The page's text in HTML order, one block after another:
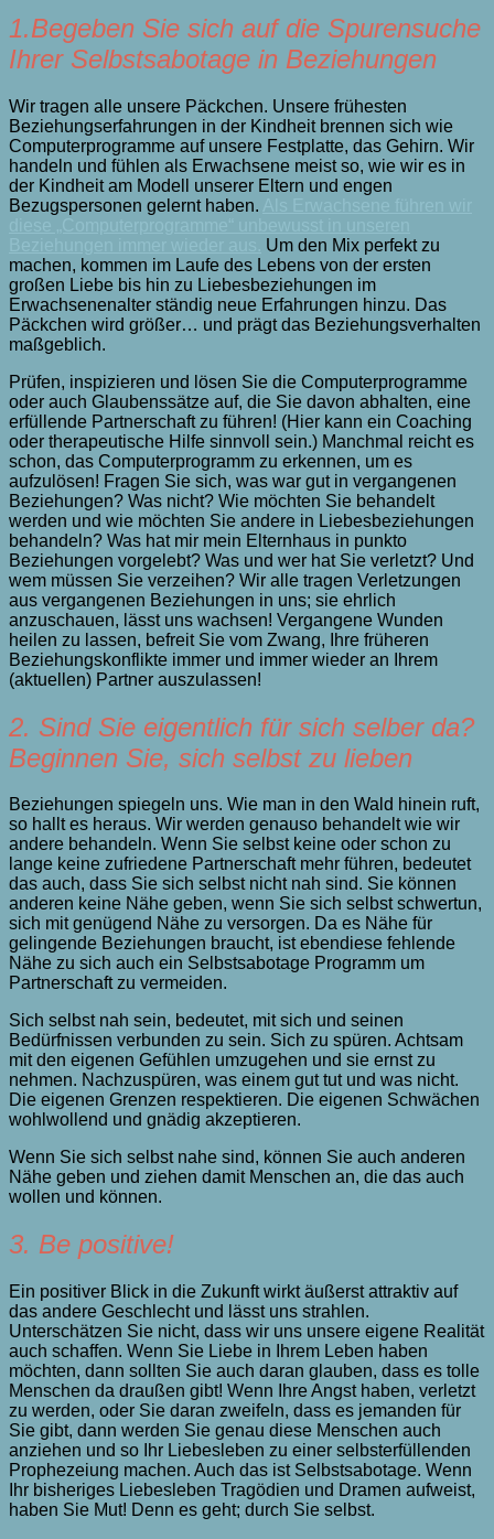
1.Begeben Sie sich auf die Spurensuche
Ihrer Selbstsabotage in Beziehungen
Wir tragen alle unsere Päckchen. Unsere frühesten
Beziehungserfahrungen in der Kindheit brennen sich wie
Computerprogramme auf unsere Festplatte, das Gehirn. Wir
handeln und fühlen als Erwachsene meist so, wie wir es in
der Kindheit am Modell unserer Eltern und engen
Bezugspersonen gelernt haben.
Um den Mix perfekt zu
machen, kommen im Laufe des Lebens von der ersten
großen Liebe bis hin zu Liebesbeziehungen im
Erwachsenenalter ständig neue Erfahrungen hinzu. Das
Päckchen wird größer… und prägt das Beziehungsverhalten
maßgeblich.
Prüfen, inspizieren und lösen Sie die Computerprogramme
oder auch Glaubenssätze auf, die Sie davon abhalten, eine
erfüllende Partnerschaft zu führen! (Hier kann ein Coaching
oder therapeutische Hilfe sinnvoll sein.) Manchmal reicht es
schon, das Computerprogramm zu erkennen, um es
aufzulösen! Fragen Sie sich, was war gut in vergangenen
Beziehungen? Was nicht? Wie möchten Sie behandelt
werden und wie möchten Sie andere in Liebesbeziehungen
behandeln? Was hat mir mein Elternhaus in punkto
Beziehungen vorgelebt? Was und wer hat Sie verletzt? Und
wem müssen Sie verzeihen? Wir alle tragen Verletzungen
aus vergangenen Beziehungen in uns; sie ehrlich
anzuschauen, lässt uns wachsen! Vergangene Wunden
heilen zu lassen, befreit Sie vom Zwang, Ihre früheren
Beziehungskonflikte immer und immer wieder an Ihrem
(aktuellen) Partner auszulassen!
2. Sind Sie eigentlich für sich selber da?
Beginnen Sie, sich selbst zu lieben
Beziehungen spiegeln uns. Wie man in den Wald hinein ruft,
so hallt es heraus. Wir werden genauso behandelt wie wir
andere behandeln. Wenn Sie selbst keine oder schon zu
lange keine zufriedene Partnerschaft mehr führen, bedeutet
das auch, dass Sie sich selbst nicht nah sind. Sie können
anderen keine Nähe geben, wenn Sie sich selbst schwertun,
sich mit genügend Nähe zu versorgen. Da es Nähe für
gelingende Beziehungen braucht, ist ebendiese fehlende
Nähe zu sich auch ein Selbstsabotage Programm um
Partnerschaft zu vermeiden.
Sich selbst nah sein, bedeutet, mit sich und seinen
Bedürfnissen verbunden zu sein. Sich zu spüren. Achtsam
mit den eigenen Gefühlen umzugehen und sie ernst zu
nehmen. Nachzuspüren, was einem gut tut und was nicht.
Die eigenen Grenzen respektieren. Die eigenen Schwächen
wohlwollend und gnädig akzeptieren.
Wenn Sie sich selbst nahe sind, können Sie auch anderen
Nähe geben und ziehen damit Menschen an, die das auch
wollen und können.
3. Be positive!
Ein positiver Blick in die Zukunft wirkt äußerst attraktiv auf
das andere Geschlecht und lässt uns strahlen.
Unterschätzen Sie nicht, dass wir uns unsere eigene Realität
auch schaffen. Wenn Sie Liebe in Ihrem Leben haben
möchten, dann sollten Sie auch daran glauben, dass es tolle
Menschen da draußen gibt! Wenn Ihre Angst haben, verletzt
zu werden, oder Sie daran zweifeln, dass es jemanden für
Sie gibt, dann werden Sie genau diese Menschen auch
anziehen und so Ihr Liebesleben zu einer selbsterfüllenden
Prophezeiung machen. Auch das ist Selbstsabotage. Wenn
Ihr bisheriges Liebesleben Tragödien und Dramen aufweist,
haben Sie Mut! Denn es geht; durch Sie selbst.